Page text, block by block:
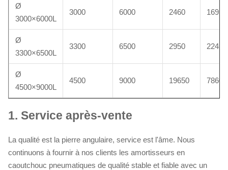
Ø
3000×6000L
3000 6000 2460 1695
Ø
3300×6500L
3300 6500 2950 2245
Ø
4500×9000L
4500 9000 19650 7860
1. Service après-vente
La qualité est la pierre angulaire, service est l'âme. Nous
continuons à fournir à nos clients les amortisseurs en
caoutchouc pneumatiques de qualité stable et fiable avec un